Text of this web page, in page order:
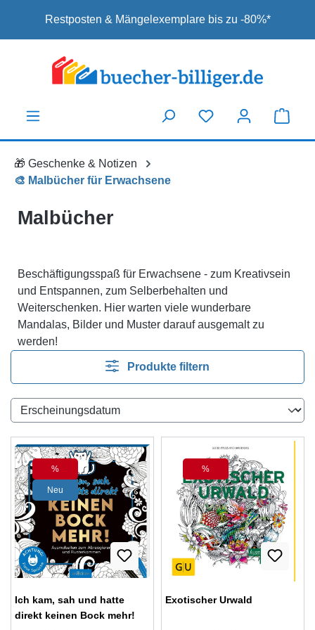
Zum Hauptinhalt springen
Restposten & Mängelexemplare bis zu -80%*
🎁 Geschenke & Notizen
🎨 Malbücher für Erwachsene
Malbücher
Beschäftigungsspaß für Erwachsene - zum Kreativsein
und Entspannen, zum Selberbehalten und
Weiterschenken. Hier warten viele wunderbare
Mandalas, Bilder und Muster darauf ausgemalt zu
werden!
Produkte filtern
Rabatt
%
Neu
Ich kam, sah und hatte
direkt keinen Bock mehr!
Rabatt
%
Exotischer Urwald